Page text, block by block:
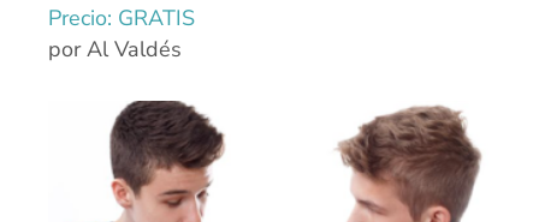
Precio: GRATIS
por Al Valdés